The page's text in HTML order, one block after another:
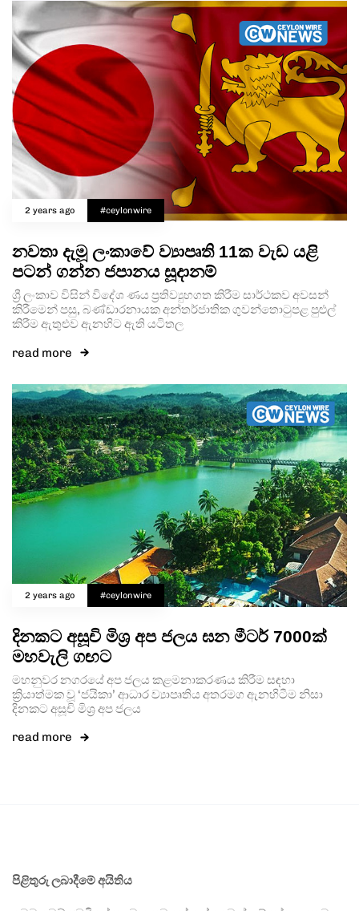
2 years ago #ceylonwire
නවතා දැමූ ලංකාවේ ව්‍යාපෘති 11ක වැඩ යළි
පටන් ගන්න ජපානය සූදානම්
ශ්‍රී ලංකාව විසින් විදේශ ණය ප්‍රතිව්‍යුහගත කිරීම සාර්ථකව අවසන්
කිරීමෙන් පසු, බණ්ඩාරනායක අන්තර්ජාතික ගුවන්තොටුපළ පුළුල්
කිරීම ඇතුළුව ඇනහිට ඇති යටිතල
read more
2 years ago #ceylonwire
දිනකට අසූචි මිශ්‍ර අප ජලය ඝන මීටර් 7000ක්
මහවැලි ගඟට
මහනුවර නගරයේ අප ජලය කළමනාකරණය කිරීම සඳහා
ක්‍රියාත්මක වූ ‘ජයිකා’ ආධාර ව්‍යාපෘතිය අතරමග ඇනහිටීම නිසා
දිනකට අසූචි මිශ්‍ර අප ජලය
read more
පිළිතුරු ලබාදීමේ අයිතිය